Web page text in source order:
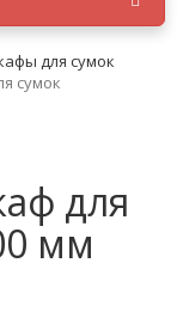
для сумок
сумок
для
мм